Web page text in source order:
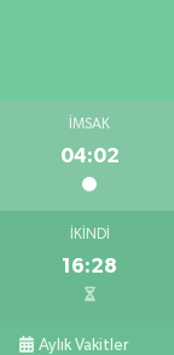
İMSAK
04:02
İKINDI
16:28
Aylık Vakitler